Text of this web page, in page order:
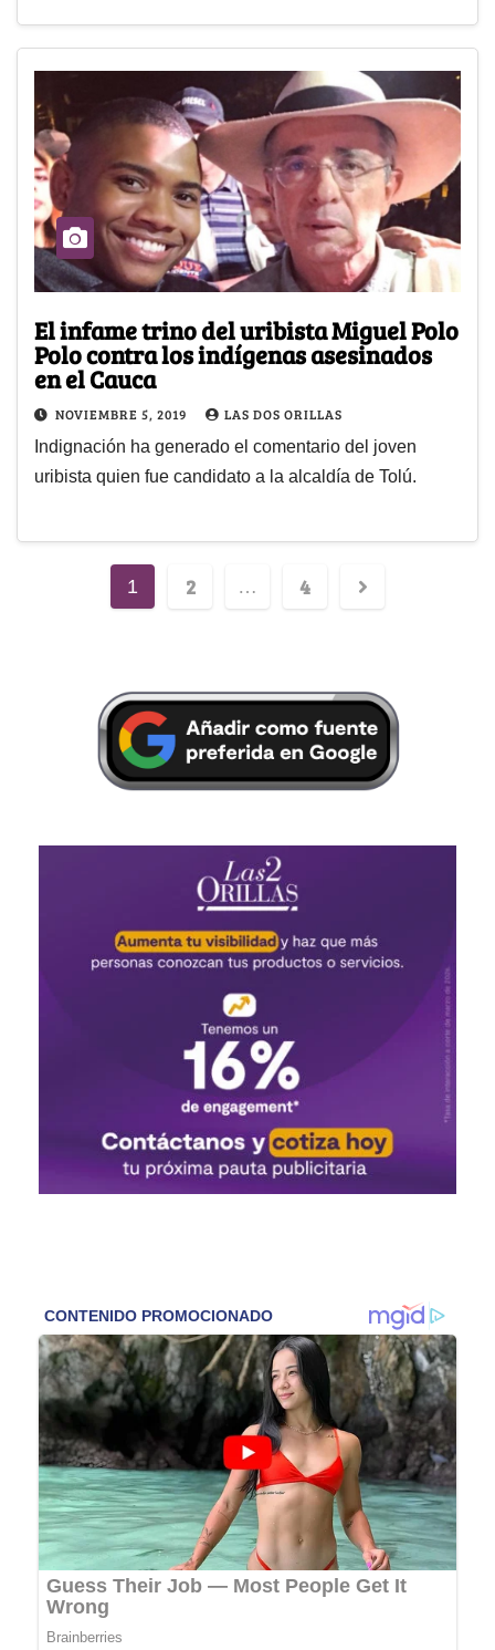
El infame trino del uribista Miguel Polo
Polo contra los indígenas asesinados
en el Cauca
NOVIEMBRE 5, 2019 LAS DOS ORILLAS
Indignación ha generado el comentario del joven
uribista quien fue candidato a la alcaldía de Tolú.
1 2 … 4